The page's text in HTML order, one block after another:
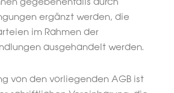
ergänzt werden, die
im Rahmen der
ausgehandelt werden.
von den vorliegenden AGB ist